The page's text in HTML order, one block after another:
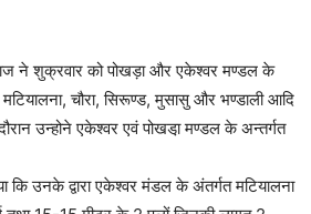
ने शुक्रवार को पोखड़ा और एकेश्वर मण्डल के
चौरा, सिरूण्ड, मुसासु और भण्डाली आदि
उन्होने एकेश्वर एवं पोखडा़ मण्डल के अन्तर्गत
कि उनके द्वारा एकेश्वर मंडल के अंतर्गत मटियालना